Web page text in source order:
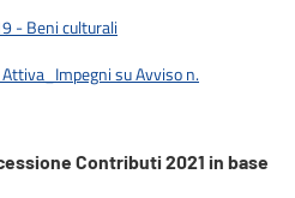
- Beni culturali
su Avviso n.
Contributi 2021 in base